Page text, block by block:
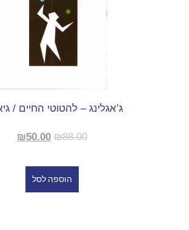
ג’אגלינג – להטוטי החיים /
₪88.00
₪50.00
הוספה לסל